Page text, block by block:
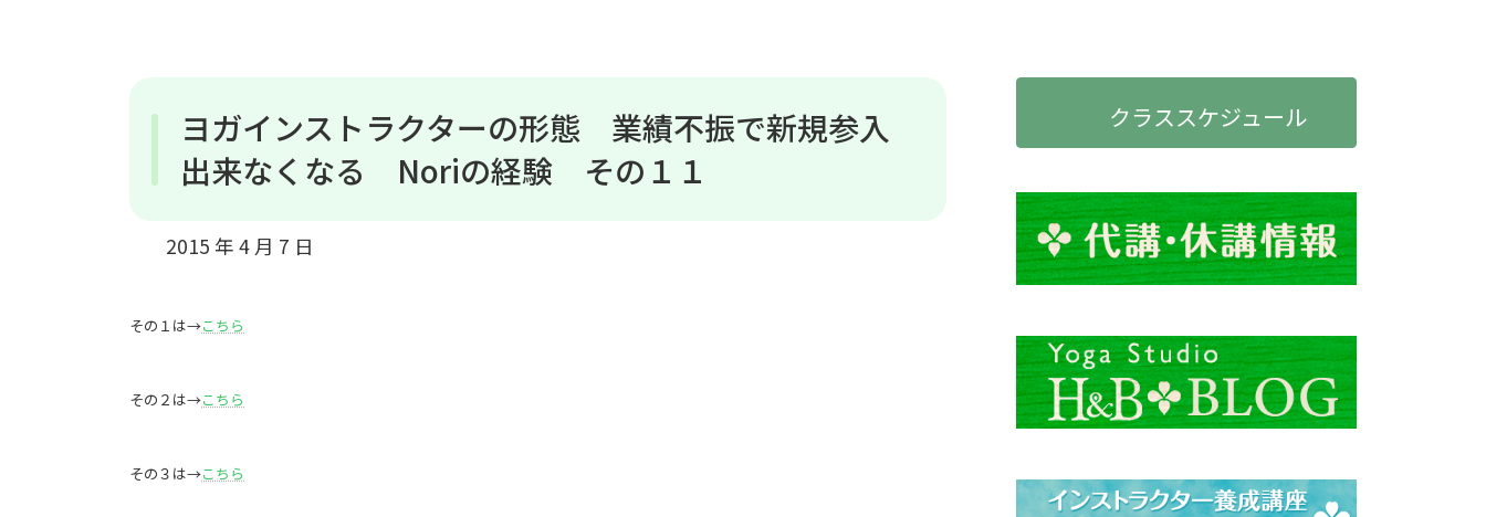
ヨガインストラクターの形態 業績不振で新規参入
出来なくなる Noriの経験 その１１
2015 年 4 月 7 日
その１は→こちら
その２は→こちら
その３は→こちら
クラススケジュール